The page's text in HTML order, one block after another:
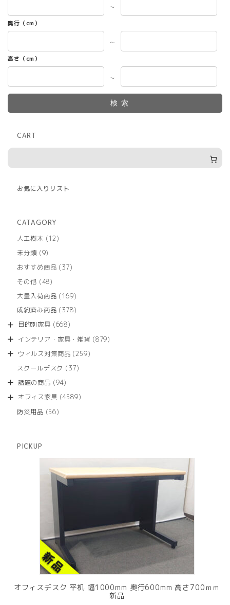
～
奥行（cm）
～
高さ（cm）
～
検索
CART
お気に入りリスト
CATAGORY
人工樹木
1212
商
未分類 99
の
商
おすすめ商品 3737
商
その他 4848
の
商
大量入荷商品 169169
の
成約済み商品 378378
商
目的別家具 668668
の
商
インテリア・家具・雑貨 879879
ウィルス対策商品 259259
スクールデスク 3737
商
話題の商品 9494
の
オフィス家具 45894589
防災用品 5656
PICKUP
オフィスデスク 平机 幅1000mm 奥行600mm 高さ700ｍｍ
新品